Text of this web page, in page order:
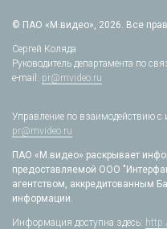
© ПАО «М.видео», 2026. Все
Сергей Коляда
Руководитель департамента по
e-mail: pr@mvideo.ru
Управление по взаимодействию с
pr@mvideo.ru
ПАО «М.видео» раскрывает
предоставляемой ООО
агентством, аккредитованным
информации.
Информация доступна здесь: